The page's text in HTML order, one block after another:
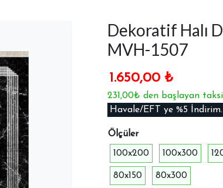
Dekoratif Halı
MVH-1507
1.650,00 ₺
231,00₺ den başlayan
Havale/EFT ye %5 İndirim.
Ölçüler
100x200 100x300
80x150 80x300